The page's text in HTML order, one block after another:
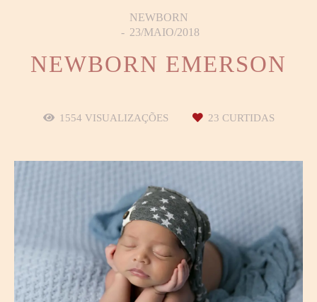
NEWBORN
23/MAIO/2018
NEWBORN EMERSON
1554 VISUALIZAÇÕES 23 CURTIDAS